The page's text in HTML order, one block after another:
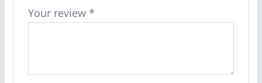
Your review *